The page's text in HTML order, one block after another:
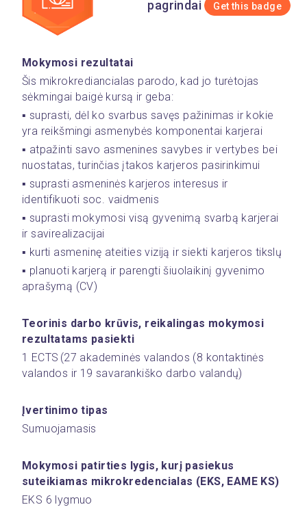
pagrindai Get this badge
Mokymosi rezultatai
Šis mikrokrediancialas parodo, kad jo turėtojas
sėkmingai baigė kursą ir geba:
▪️ suprasti, dėl ko svarbus savęs pažinimas ir kokie
yra reikšmingi asmenybės komponentai karjerai
▪️ atpažinti savo asmenines savybes ir vertybes bei
nuostatas, turinčias įtakos karjeros pasirinkimui
▪️ suprasti asmeninės karjeros interesus ir
identifikuoti soc. vaidmenis
▪️ suprasti mokymosi visą gyvenimą svarbą karjerai
ir savirealizacijai
▪️ kurti asmeninę ateities viziją ir siekti karjeros tikslų
▪️ planuoti karjerą ir parengti šiuolaikinį gyvenimo
aprašymą (CV)
Teorinis darbo krūvis, reikalingas mokymosi
rezultatams pasiekti
1 ECTS (27 akademinės valandos (8 kontaktinės
valandos ir 19 savarankiško darbo valandų)
Įvertinimo tipas
Sumuojamasis
Mokymosi patirties lygis, kurį pasiekus
EKS 6 lygmuo